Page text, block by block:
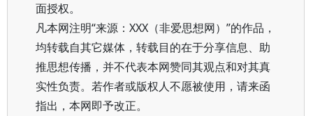
面授权。
凡本网注明“来源：XXX（非爱思想网）”的作品，
均转载自其它媒体，转载目的在于分享信息、助
推思想传播，并不代表本网赞同其观点和对其真
实性负责。若作者或版权人不愿被使用，请来函
指出，本网即予改正。